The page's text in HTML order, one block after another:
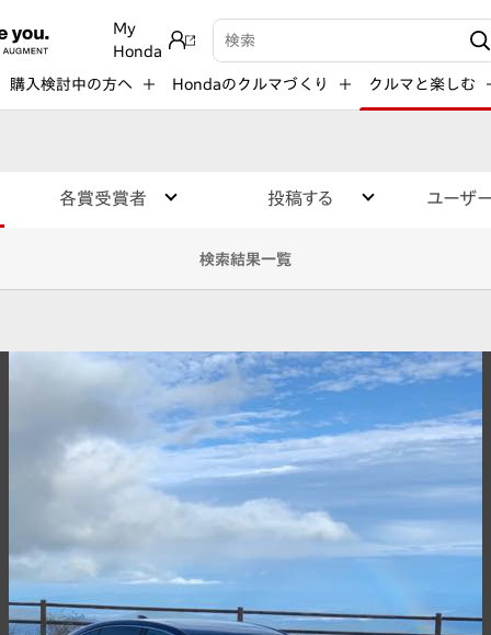
My
Honda
検索キーワード入力
購入検討中の方へ Hondaのクルマづくり クルマと楽しむ
各賞受賞者 投稿する ユーザ
検索結果一覧